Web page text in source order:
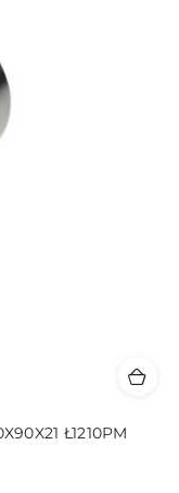
Ł1210PM